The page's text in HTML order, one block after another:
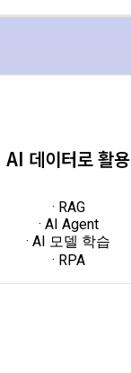
AI 데이터로 활용
· RAG
· AI Agent
· AI 모델 학습
· RPA